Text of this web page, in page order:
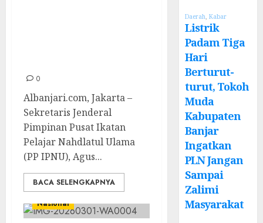
0
Albanjari.com, Jakarta –
Sekretaris Jenderal
Pimpinan Pusat Ikatan
Pelajar Nahdlatul Ulama
(PP IPNU), Agus...
BACA SELENGKAPNYA
Nasional
Daerah ,Kabar
Listrik
Padam Tiga
Hari
Berturut-
turut, Tokoh
Muda
Kabupaten
Banjar
Ingatkan
PLN Jangan
Sampai
Zalimi
Masyarakat